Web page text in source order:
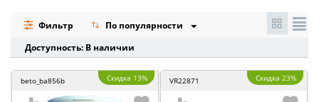
Фильтр
По популярности
Доступность: В наличии
beto_ba856b Скидка 13% VR22871 Скидка 23%